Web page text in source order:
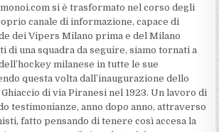
si è trasformato nel corso degli
canale di informazione, capace di
dei Vipers Milano prima e del Milano
di una squadra da seguire, siamo tornati a
milanese in tutte le sue
questa volta dall’inaugurazione dello
di via Piranesi nel 1923. Un lavoro di
testimonianze, anno dopo anno, attraverso
fatto pensando di tenere così accesa la